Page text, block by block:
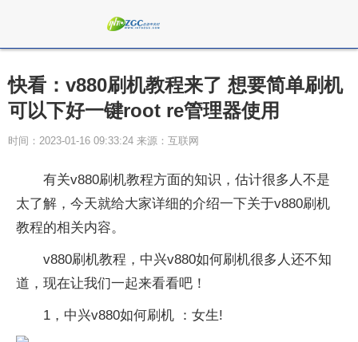
快看：v880刷机教程来了 想要简单刷机
可以下好一键root re管理器使用
时间：2023-01-16 09:33:24 来源：互联网
有关v880刷机教程方面的知识，估计很多人不是
太了解，今天就给大家详细的介绍一下关于v880刷机
教程的相关内容。
v880刷机教程，中兴v880如何刷机很多人还不知
道，现在让我们一起来看看吧！
1，中兴v880如何刷机 ：女生!